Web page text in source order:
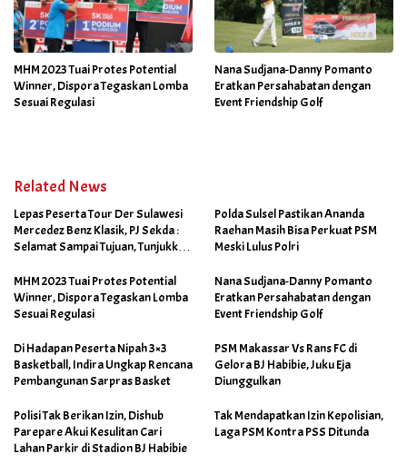
MHM 2023 Tuai Protes Potential
Winner, Dispora Tegaskan Lomba
Sesuai Regulasi
Nana Sudjana-Danny Pomanto
Eratkan Persahabatan dengan
Event Friendship Golf
Related News
Lepas Peserta Tour Der Sulawesi
Mercedez Benz Klasik, PJ Sekda :
Selamat Sampai Tujuan, Tunjukkan
Polda Sulsel Pastikan Ananda
Raehan Masih Bisa Perkuat PSM
Meski Lulus Polri
MHM 2023 Tuai Protes Potential
Winner, Dispora Tegaskan Lomba
Sesuai Regulasi
Nana Sudjana-Danny Pomanto
Eratkan Persahabatan dengan
Event Friendship Golf
Di Hadapan Peserta Nipah 3×3
Basketball, Indira Ungkap Rencana
Pembangunan Sarpras Basket
PSM Makassar Vs Rans FC di
Gelora BJ Habibie, Juku Eja
Diunggulkan
Polisi Tak Berikan Izin, Dishub
Parepare Akui Kesulitan Cari
Lahan Parkir di Stadion BJ Habibie
Tak Mendapatkan Izin Kepolisian,
Laga PSM Kontra PSS Ditunda